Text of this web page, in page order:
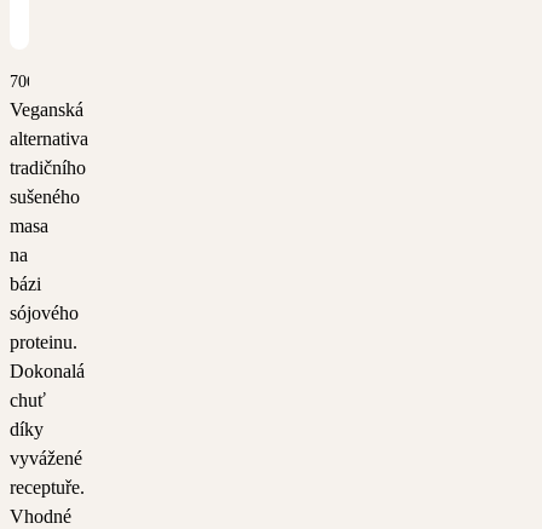
7063
Veganská
alternativa
tradičního
sušeného
masa
na
bázi
sójového
proteinu.
Dokonalá
chuť
díky
vyvážené
receptuře.
Vhodné